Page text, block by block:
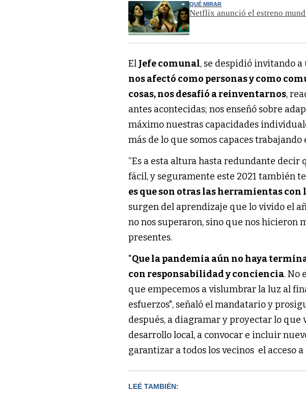
QUÉ MIRAR
Netflix anunció el estreno
El Jefe comunal, se despidió invitando a
nos afectó como personas y como
cosas, nos desafió a reinventarnos,
antes acontecidas; nos enseñó sobre
máximo nuestras capacidades
más de lo que somos capaces
“Es a esta altura hasta redundante decir
fácil, y seguramente este 2021 también
es que son otras las herramientas con
surgen del aprendizaje que lo vivido el
no nos superaron, sino que nos hicieron
presentes.
"Que la pandemia aún no haya
con responsabilidad y conciencia. No
que empecemos a vislumbrar la luz al
esfuerzos", señaló el mandatario y
después, a diagramar y proyectar lo
desarrollo local, a convocar e incluir
garantizar a todos los vecinos el acceso
LEÉ TAMBIÉN: